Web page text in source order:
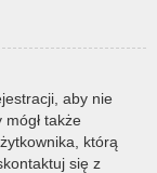
aby nie
mógł także
którą
się z